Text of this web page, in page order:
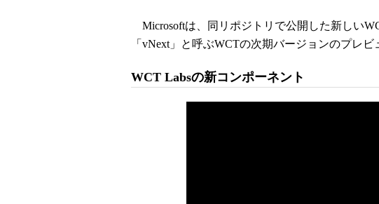
Microsoftは、同リポジトリで公開した新しい
「vNext」と呼ぶWCTの次期バージョンのプレビ
WCT Labsの新コンポーネント